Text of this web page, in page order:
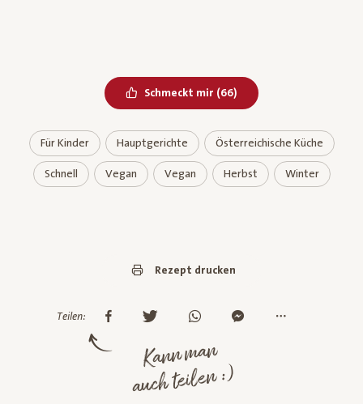
Schmeckt mir Bereits geliked
(66)
Für Kinder Hauptgerichte Österreichische Küche
Schnell Vegan Vegan Herbst Winter
Rezept drucken
Teilen:
Kann man
auch teilen :)